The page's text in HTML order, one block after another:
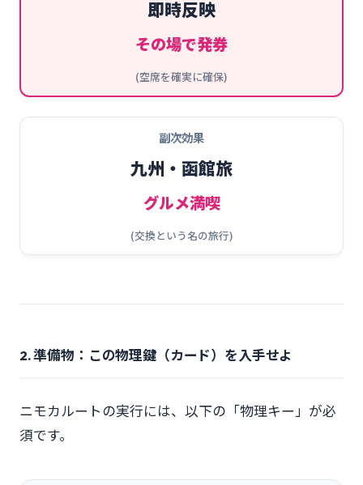
即時反映
その場で発券
(空席を確実に確保)
副次効果
九州・函館旅
グルメ満喫
(交換という名の旅行)
2. 準備物：この物理鍵（カード）を入手せよ
ニモカルートの実行には、以下の「物理キー」が必
須です。